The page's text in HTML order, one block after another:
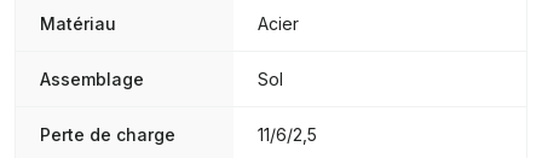
Matériau Acier
Assemblage Sol
Perte de charge 11/6/2,5